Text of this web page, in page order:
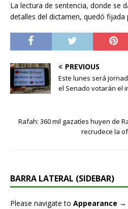
La lectura de sentencia, donde se
detalles del dictamen, quedó fijada
PREVIOUS
Este lunes será
el Senado votarán el
Rafah: 360 mil gazatíes huyen de
recrudece la
BARRA LATERAL (SIDEBAR)
Please navigate to Appearance